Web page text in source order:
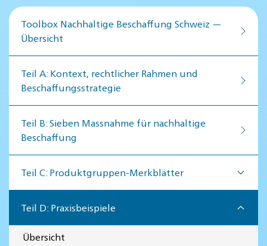
Toolbox Nachhaltige Beschaffung Schweiz —
Übersicht
Teil A: Kontext, rechtlicher Rahmen und
Beschaffungsstrategie
Teil B: Sieben Massnahme für nachhaltige
Beschaffung
Teil C: Produktgruppen-Merkblätter
Teil D: Praxisbeispiele
Übersicht